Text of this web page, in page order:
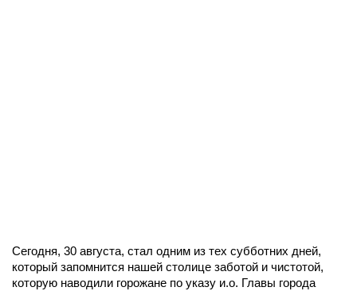
Сегодня, 30 августа, стал одним из тех субботних дней,
который запомнится нашей столице заботой и чистотой,
которую наводили горожане по указу и.о. Главы города